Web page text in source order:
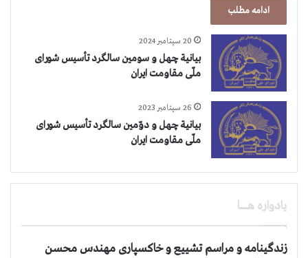
ادامه مطلب
20 سپتامبر 2024
بيانية چهل و سومين سالگرد تأسيس شورای
ملّی مقاومت ايران
26 سپتامبر 2023
بيانية چهل و دوّمين سالگرد تأسيس شورای
ملّی مقاومت ایران
یادواره هـــــــــــا
زندگینامه و مراسم تشییع و خاکسپاری مهندس محسن